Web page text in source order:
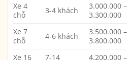
Xe 4
chỗ
3-4 khách
3.000.000 –
3.300.000
Xe 7
chỗ
4-6 khách
3.500.000 –
3.800.000
Xe 16
7-14
4.200.000 –